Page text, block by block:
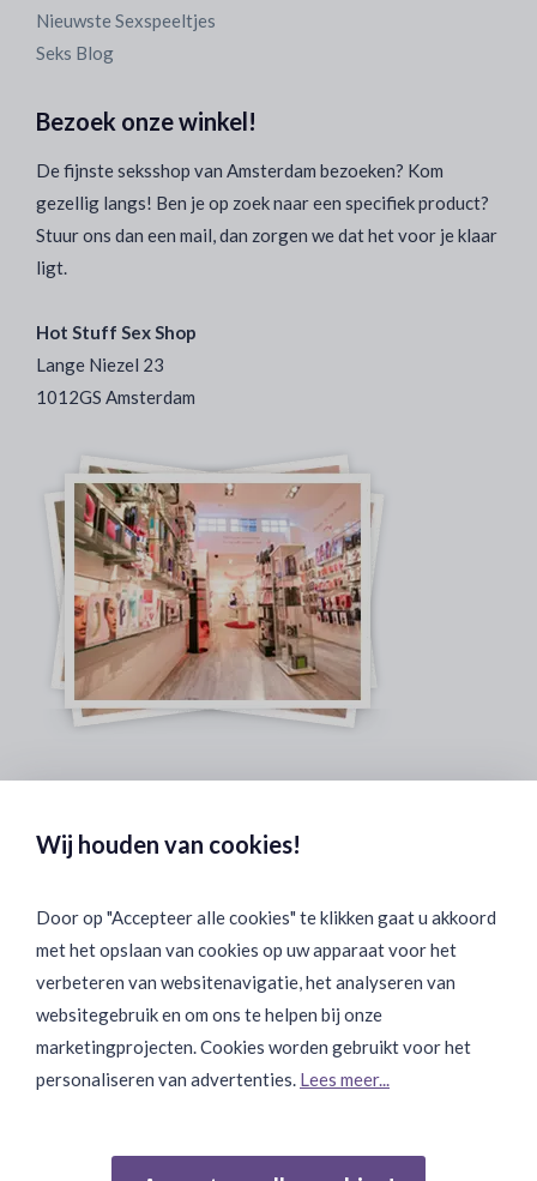
Nieuwste Sexspeeltjes
Seks Blog
Bezoek onze winkel!
De fijnste seksshop van Amsterdam bezoeken? Kom
gezellig langs! Ben je op zoek naar een specifiek product?
Stuur ons dan een mail, dan zorgen we dat het voor je klaar
ligt.
Hot Stuff Sex Shop
Lange Niezel 23
1012GS Amsterdam
Binnen 24 uur Discreet Bezorgd:
Join Onze Community:
Wij houden van cookies!
Door op "Accepteer alle cookies" te klikken gaat u akkoord
met het opslaan van cookies op uw apparaat voor het
verbeteren van websitenavigatie, het analyseren van
websitegebruik en om ons te helpen bij onze
marketingprojecten. Cookies worden gebruikt voor het
personaliseren van advertenties. Lees meer...